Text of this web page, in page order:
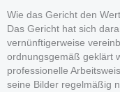
Wie das Gericht den
Das Gericht hat sich
vernünftigerweise
ordnungsgemäß geklärt
professionelle
seine Bilder regelmäßig